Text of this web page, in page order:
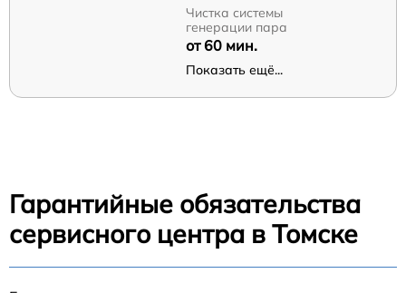
Чистка системы
генерации пара
от 60 мин.
Показать ещё...
Гарантийные обязательства
сервисного центра в Томске